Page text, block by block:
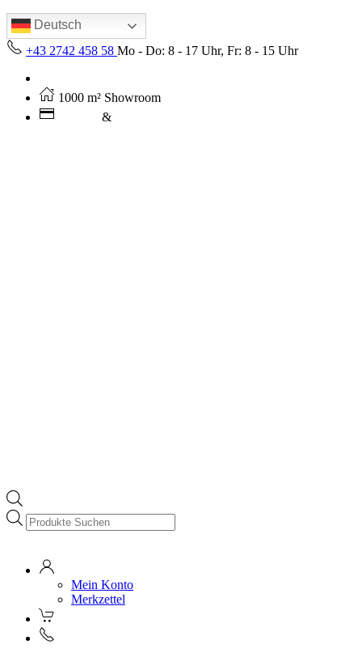
Deutsch
+43 2742 458 58 Mo - Do: 8 - 17 Uhr, Fr: 8 - 15 Uhr
1000 m² Showroom
&
Products
search
Mein Konto
Merkzettel